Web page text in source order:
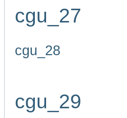
cgu_27
cgu_28
cgu_29